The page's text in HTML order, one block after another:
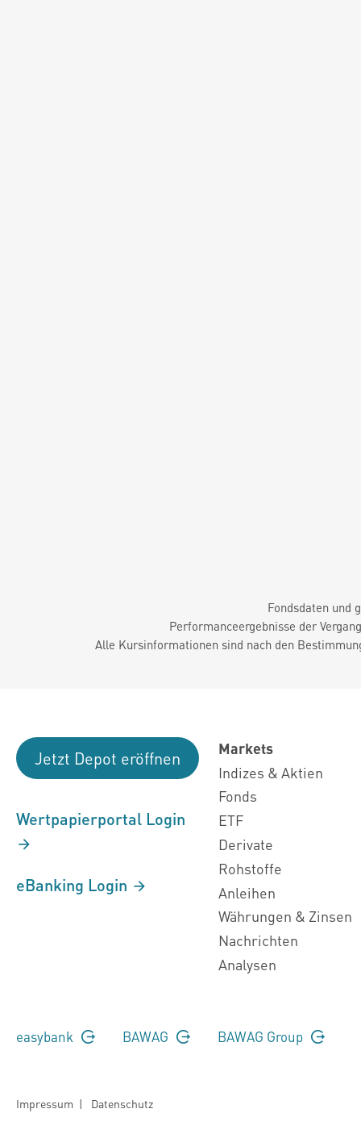
Fondsdaten und
Performanceergebnisse der
Alle Kursinformationen sind nach den
Jetzt Depot eröffnen
Wertpapierportal Login
eBanking Login
Markets
Indizes & Aktien
Fonds
ETF
Derivate
Rohstoffe
Anleihen
Währungen & Zinsen
Nachrichten
Analysen
easybank BAWAG BAWAG Group
Impressum | Datenschutz